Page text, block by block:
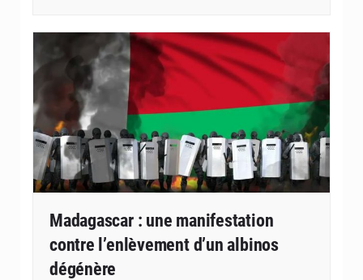
Madagascar : une manifestation
contre l’enlèvement d’un albinos
dégénère